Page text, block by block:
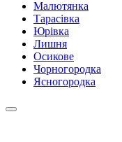
Малютянка
Тарасівка
Юрівка
Лишня
Осикове
Чорногородка
Ясногородка